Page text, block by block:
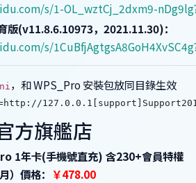
s/1-OL_wztCj_2dxm9-
版(v11.8.6.10973，2021.11.30)：
s/
，和 WPS_Pro 安裝包放同目錄生效
方旗艦店
1年卡(手機號直充) 含230+會員特權
）價格： ￥478.00